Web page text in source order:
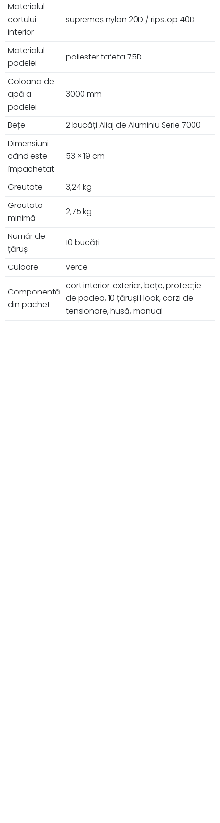
Materialul
cortului
interior
supremeș nylon 20D / ripstop 40D
Materialul
podelei
poliester tafeta 75D
Coloana de
apă a
podelei
3000 mm
Bețe
2 bucăți Aliaj de Aluminiu Serie 7000
Dimensiuni
când este
împachetat
53 × 19 cm
Greutate
3,24 kg
Greutate
minimă
2,75 kg
Număr de
țăruși
10 bucăți
Culoare verde
Componentă
din pachet
cort interior, exterior, bețe, protecție
de podea, 10 țăruși Hook, corzi de
tensionare, husă, manual